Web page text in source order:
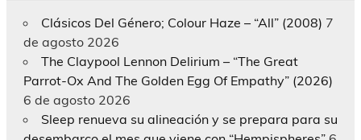
Clásicos Del Género; Colour Haze – “All” (2008) 7
de agosto 2026
The Claypool Lennon Delirium – “The Great
Parrot-Ox And The Golden Egg Of Empathy” (2026)
6 de agosto 2026
Sleep renueva su alineación y se prepara para su